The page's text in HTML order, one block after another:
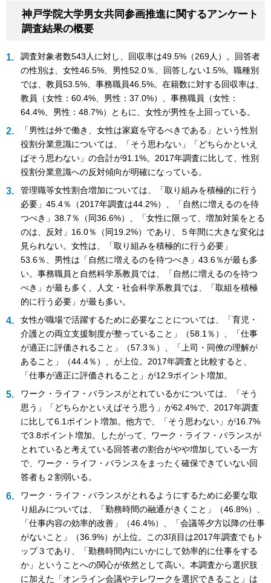
神戸学院大学男女共同参画推進に関するアンケート
調査結果の概要
調査対象者数543人に対し、回収率は49.5%（269人）。回答者
の性別は、女性46.5%、男性52.0％、回答しない1.5%。職種別
では、教員53.5%、事務職員46.5%。在籍数に対する回収率は、
教員（女性：60.4%、男性：37.0%）、事務職員（女性：
64.4%、男性：48.7%）ともに、女性が男性を上回っている。
「男性は外で働き、女性は家庭を守るべきである」という性別
役割分業意識については、「そう思わない」「どちらかといえ
ばそう思わない」の合計が91.1%。2017年調査に比して、性別
役割分業意識への反対傾向が明確になっている。
管理職等女性割合増加については、「取り組みを積極的に行う
必要」45.4％（2017年調査は44.2%）、「自然に増えるのを待
つべき」38.7％（同36.6%）、「女性に限って、増加対策をとる
のは、反対」16.0％（同19.2%）であり、５年間に大きな変化は
見られない。女性は、「取り組みを積極的に行う必要」
53.6％、男性は「自然に増えるのを待つべき」43.6％が最も多
い。事務職員と自然科学系教員では、「自然に増えるのを待つ
べき」が最も多く、人文・社会科学系教員では、「取組を積極
的に行う必要」が最も多い。
女性が職場で活躍するために必要なことについては、「育児・
介護との両立支援制度が整っていること」（58.1％）、「仕事
が適正に評価されること」（57.3％）、「上司・同僚の理解が
あること」（44.4％）、が上位。2017年調査と比較すると、
「仕事が適正に評価されること」が12.9ポイント増加。
ワーク・ライフ・バランスがとれているかについては、「そう
思う」「どちらかといえばそう思う」が62.4%で、2017年調査
に比して6.1ポイント増加。他方で、「そう思わない」が16.7%
で3.8ポイント増加。したがって、ワーク・ライフ・バランスが
とれていると考えている回答者の割合がやや増加している一方
で、ワーク・ライフ・バランスをまったく確保できていない回
答者も２割弱いる。
ワーク・ライフ・バランスがとれるようにするために必要な取
り組みについては、「勤務時間の融通がきくこと」（46.8%）、
「仕事内容の効率的改善」（46.4%）、「会議等夕方以降の仕事
がないこと」（36.9%）が上位。この3項目は2017年調査でもト
ップ３であり、「勤務時間内にいかにして効率的に仕事をする
か」ということへの関心が依然として高い。本調査から選択肢
に加えた「オンライン会議やテレワークを選択できること」は